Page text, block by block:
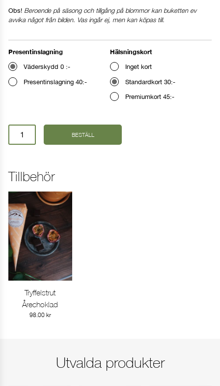
Obs! Beroende på säsong och tillgång på blommor kan buketten ev
avvika något från bilden. Vas ingår ej, men kan köpas till.
Presentinslagning
Väderskydd 0 :-
Presentinslagning 40:-
Hälsningskort
Inget kort
Standardkort 30:-
Premiumkort 45:-
BESTÄLL
Tillbehör
visa produkt
Tryffelstrut
Årechoklad
98.00 kr
Utvalda produkter
Ange leveransdag
I dag
Annat datum
FORTSÄTT HANDLA